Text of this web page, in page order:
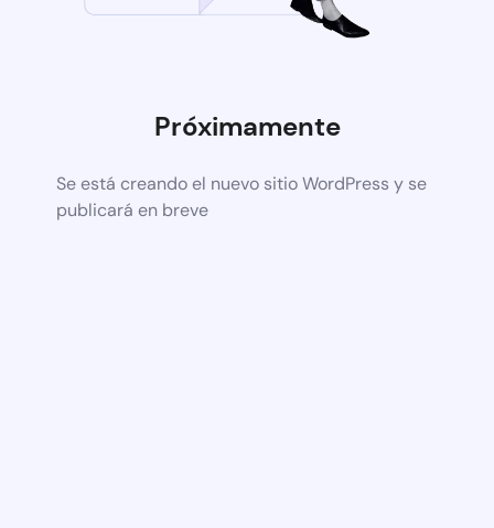
Próximamente
Se está creando el nuevo sitio WordPress y se
publicará en breve